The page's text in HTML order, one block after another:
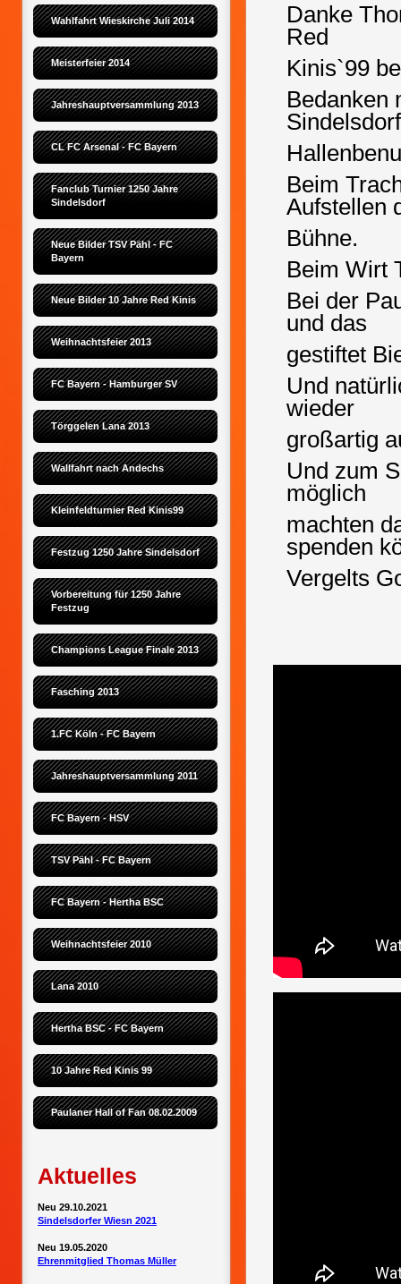
Wahlfahrt Wieskirche Juli 2014
Meisterfeier 2014
Jahreshauptversammlung 2013
CL FC Arsenal - FC Bayern
Fanclub Turnier 1250 Jahre
Sindelsdorf
Neue Bilder TSV Pähl - FC
Bayern
Neue Bilder 10 Jahre Red Kinis
Weihnachtsfeier 2013
FC Bayern - Hamburger SV
Törggelen Lana 2013
Wallfahrt nach Andechs
Kleinfeldturnier Red Kinis99
Festzug 1250 Jahre Sindelsdorf
Vorbereitung für 1250 Jahre
Festzug
Champions League Finale 2013
Fasching 2013
1.FC Köln - FC Bayern
Jahreshauptversammlung 2011
FC Bayern - HSV
TSV Pähl - FC Bayern
FC Bayern - Hertha BSC
Weihnachtsfeier 2010
Lana 2010
Hertha BSC - FC Bayern
10 Jahre Red Kinis 99
Paulaner Hall of Fan 08.02.2009
Aktuelles
Neu 29.10.2021
Sindelsdorfer Wiesn 2021
Neu 19.05.2020
Ehrenmitglied Thomas Müller
Danke
Red
Kinis`99
Bedanken
Beim
Aufstellen
Bühne.
Beim Wirt
Bei der
und das
gestiftet
Und
wieder
großartig
Und zum
möglich
machten
spenden
Vergelts